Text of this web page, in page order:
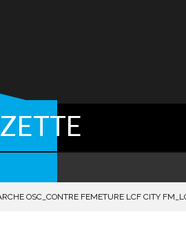
OSC_CONTRE FEMETURE LCF CITY